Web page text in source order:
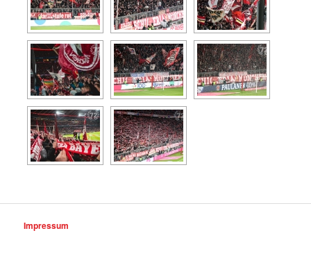
Impressum